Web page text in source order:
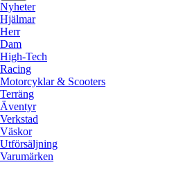
Nyheter
Hjälmar
Herr
Dam
High-Tech
Racing
Motorcyklar & Scooters
Terräng
Äventyr
Verkstad
Väskor
Utförsäljning
Varumärken